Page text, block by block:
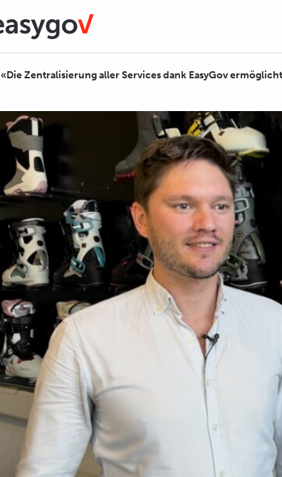
«Die Zentralisierung aller Services dank EasyGov